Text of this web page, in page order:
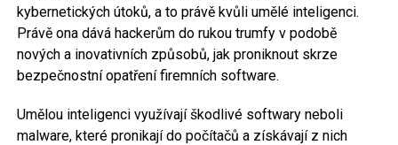
kybernetických útoků, a to právě kvůli umělé inteligenci.
Právě ona dává hackerům do rukou trumfy v podobě
nových a inovativních způsobů, jak proniknout skrze
bezpečnostní opatření firemních software.
Umělou inteligenci využívají škodlivé softwary neboli
malware, které pronikají do počítačů a získávají z nich